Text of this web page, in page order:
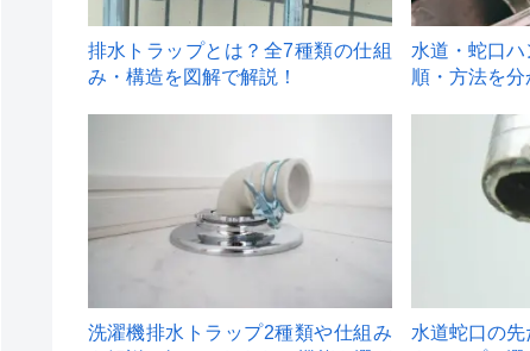
排水トラップとは？全7種類の仕組
み・構造を図解で解説！
水道・蛇口
順・方法を
洗濯機排水トラップ2種類や仕組み
水道蛇口の